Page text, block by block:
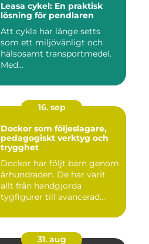
Leasa cykel: En praktisk
lösning för pendlaren
Att cykla har länge setts
som ett miljövänligt och
hälsosamt transportmedel.
Med...
16. sep
Dockor som följeslagare,
pedagogiskt verktyg och
trygghet
Dockor har följt barn genom
århundraden. De har varit
allt från handgjorda
tygfigurer till avancerad...
31. aug